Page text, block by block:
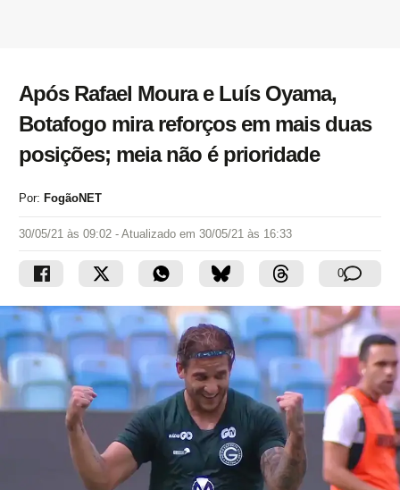
Após Rafael Moura e Luís Oyama,
Botafogo mira reforços em mais duas
posições; meia não é prioridade
Por: FogãoNET
30/05/21 às 09:02 - Atualizado em 30/05/21 às 16:33
0